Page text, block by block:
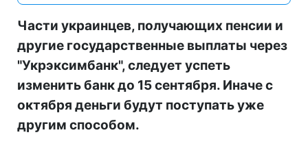
Части украинцев, получающих пенсии и
другие государственные выплаты через
"Укрэксимбанк", следует успеть
изменить банк до 15 сентября. Иначе с
октября деньги будут поступать уже
другим способом.